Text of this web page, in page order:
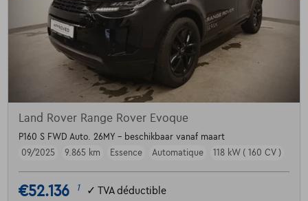
Land Rover Range Rover Evoque
P160 S FWD Auto. 26MY - beschikbaar vanaf maart
09/2025
9.865 km Essence Automatique 118 kW ( 160 CV )
€52.136 1 ✓ TVA déductible